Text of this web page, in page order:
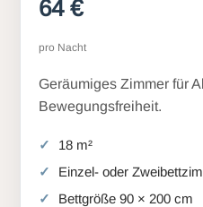
64 €
pro Nacht
Geräumiges Zimmer für
Bewegungsfreiheit.
18 m²
Einzel- oder
Bettgröße 90 × 200 cm